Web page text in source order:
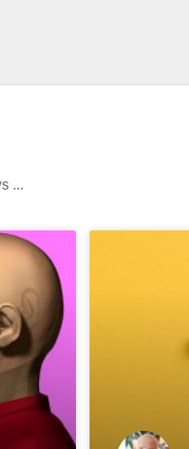
...
Seite Seite